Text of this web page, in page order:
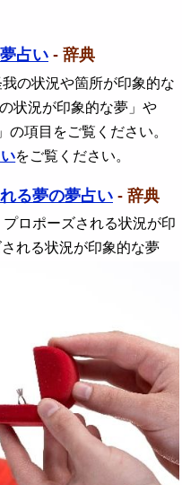
占い - 辞典
我の状況や箇所が印象的な
状況が印象的な夢」や
の項目をご覧ください。
をご覧ください。
る夢の夢占い - 辞典
プロポーズされる状況が印
れる状況が印象的な夢